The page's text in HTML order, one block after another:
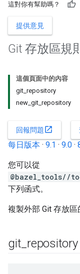
這對你有幫助嗎？
提供意見
Git 存放區規
這個頁面中的內容
git_repository
new_git_repository
回報問題open_in_new
每日版本 · 9.1 · 9.0 ·
您可以從
@bazel_tools//
下列函式。
複製外部 Git 存放區
git repository